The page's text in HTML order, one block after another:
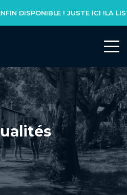
DISPONIBLE ! JUSTE ICI !